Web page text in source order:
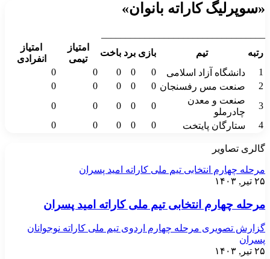
«سوپرلیگ کاراته بانوان»
رتبه
تیم بازی برد باخت
امتیاز
تیمی
امتیاز
انفرادی
1
دانشگاه آزاد اسلامی 0
0
0
0
0
2
صنعت مس رفسنجان 0
0
0
0
0
3
صنعت و معدن
چادرملو
0
0
0
0
0
4
ستارگان پایتخت 0
0
0
0
0
گالری تصاویر
مرحله چهارم انتخابی تیم ملی کاراته امید پسران
۲۵ تیر, ۱۴۰۳
مرحله چهارم انتخابی تیم ملی کاراته امید پسران
گزارش تصویری مرحله چهارم اردوی تیم ملی کاراته نوجوانان
پسران
۲۵ تیر, ۱۴۰۳